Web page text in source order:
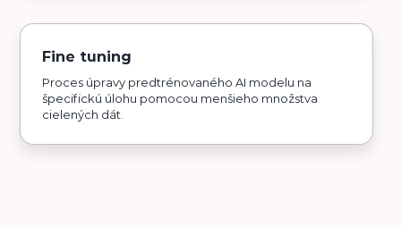
Fine tuning
Proces úpravy predtrénovaného AI modelu na
špecifickú úlohu pomocou menšieho množstva
cielených dát.